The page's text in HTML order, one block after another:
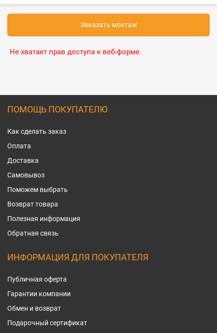
Заказать монтаж
Не хватает прав доступа к веб-форме.
ПОМОЩЬ ПОКУПАТЕЛЮ
Как сделать заказ
Оплата
Доставка
Самовывоз
Поможем выбрать
Возврат товара
Полезная информация
Обратная связь
ИНФОРМАЦИЯ ДЛЯ ПОКУПАТЕЛЯ
Публичная оферта
Гарантии компании
Обмен и возврат
Подарочный сертификат